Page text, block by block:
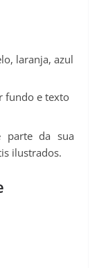
laranja, azul
fundo e texto
parte da sua
ilustrados.